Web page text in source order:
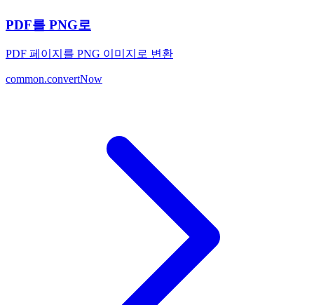
PDF를 PNG로
PDF 페이지를 PNG 이미지로 변환
common.convertNow